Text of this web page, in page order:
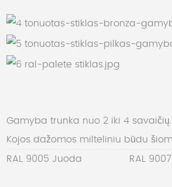
Gamyba trunka nuo 2 iki 4 savaičių.
Kojos dažomos milteliniu būdu
RAL 9005 Juoda RAL